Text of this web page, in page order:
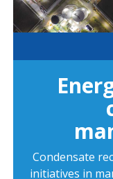
Condensate
initiatives in